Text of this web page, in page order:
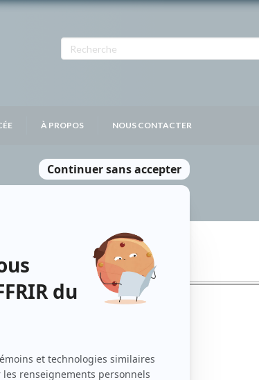
À PROPOS NOUS CONTACTER